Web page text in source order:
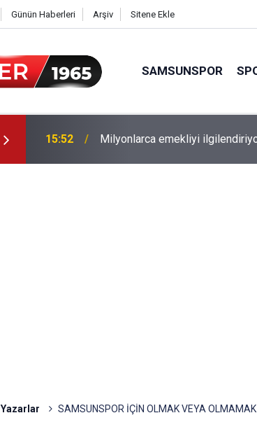
Günün Haberleri Arşiv Sitene Ekle
SAMSUNSPOR
15:52 Milyonlarca emekliyi
Yazarlar SAMSUNSPOR İÇİN OLMAK VEYA OLMAMAK